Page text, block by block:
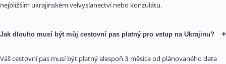
nejbližším ukrajinském velvyslanectví nebo konzulátu.
Jak dlouho musí být můj cestovní pas platný pro vstup na Ukrajinu? +
Váš cestovní pas musí být platný alespoň 3 měsíce od plánovaného data